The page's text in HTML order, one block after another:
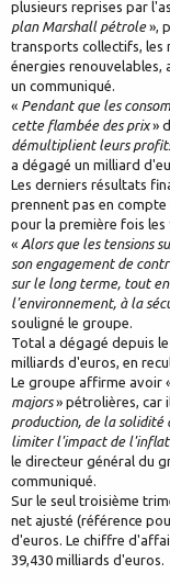
plusieurs reprises par
plan Marshall pétrole»,
transports collectifs, les
énergies renouvelables,
un communiqué.
« Pendant que les
cette flambée des prix»
démultiplient leurs
a dégagé un milliard
Les derniers résultats
prennent pas en
pour la première fois
« Alors que les tensions
son engagement de
sur le long terme, tout
l'environnement, à la
souligné le groupe.
Total a dégagé depuis
milliards d'euros, en
Le groupe affirme avoir
majors» pétrolières, car
production, de la solidité
limiter l'impact de
le directeur général du
communiqué.
Sur le seul troisième
net ajusté (référence
d'euros. Le chiffre
39,430 milliards d'euros.